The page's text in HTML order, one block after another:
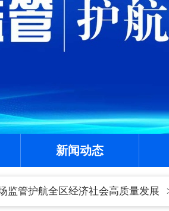
新闻动态
监管护航全区经济社会高质量发展